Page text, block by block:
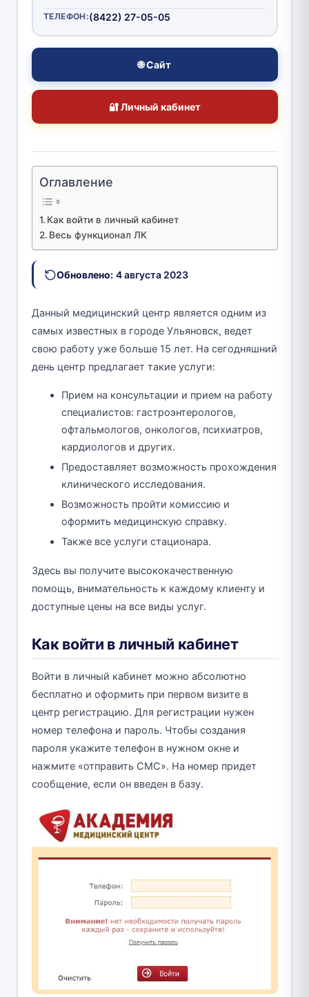
ТЕЛЕФОН:(8422) 27-05-05
🌐 Сайт
🔐 Личный кабинет
Оглавление
Как войти в личный кабинет
Весь функционал ЛК
Обновлено: 4 августа 2023
Данный медицинский центр является одним из
самых известных в городе Ульяновск, ведет
свою работу уже больше 15 лет. На сегодняшний
день центр предлагает такие услуги:
Прием на консультации и прием на работу
специалистов: гастроэнтерологов,
офтальмологов, онкологов, психиатров,
кардиологов и других.
Предоставляет возможность прохождения
клинического исследования.
Возможность пройти комиссию и
оформить медицинскую справку.
Также все услуги стационара.
Здесь вы получите высококачественную
помощь, внимательность к каждому клиенту и
доступные цены на все виды услуг.
Как войти в личный кабинет
Войти в личный кабинет можно абсолютно
бесплатно и оформить при первом визите в
центр регистрацию. Для регистрации нужен
номер телефона и пароль. Чтобы создания
пароля укажите телефон в нужном окне и
нажмите «отправить СМС». На номер придет
сообщение, если он введен в базу.